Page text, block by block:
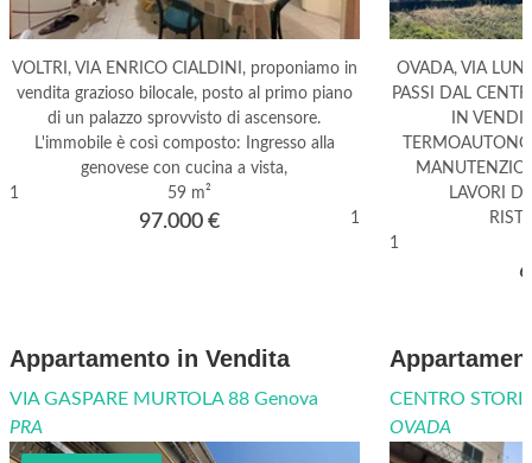
VOLTRI, VIA ENRICO CIALDINI, proponiamo in
vendita grazioso bilocale, posto al primo piano
di un palazzo sprovvisto di ascensore.
L'immobile è così composto: Ingresso alla
genovese con cucina a vista,
1
59 m²
1
97.000 €
OVADA, VIA
PASSI DAL
IN
LAVORI
1
Appartamento in Vendita
VIA GASPARE MURTOLA 88 Genova
PRA
CENTRO
OVADA